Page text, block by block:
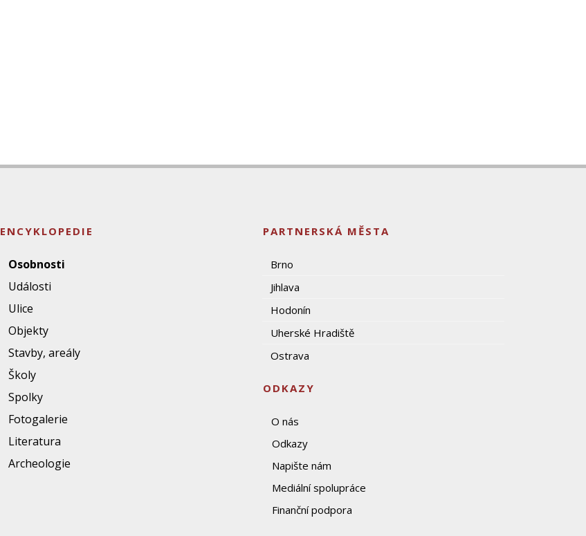
ENCYKLOPEDIE
Osobnosti
Události
Ulice
Objekty
Stavby, areály
Školy
Spolky
Fotogalerie
Literatura
Archeologie
PARTNERSKÁ MĚSTA
Brno
Jihlava
Hodonín
Uherské Hradiště
Ostrava
ODKAZY
O nás
Odkazy
Napište nám
Mediální spolupráce
Finanční podpora